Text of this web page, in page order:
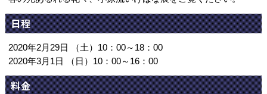
日程
2020年2月29日 （土）10：00～18：00
2020年3月1日 （日）10：00～16：00
料金